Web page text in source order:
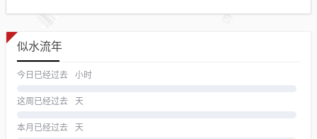
似水流年
今日已经过去 小时
这周已经过去 天
本月已经过去 天